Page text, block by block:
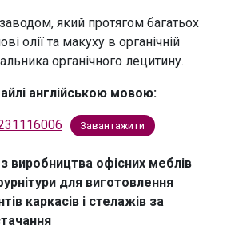
який протягом багатьох
олії та макуху в органічній
органічного лецитину.
англійською мовою:
Завантажити
виробництва офісних меблів
для виготовлення
каркасів і стелажів за